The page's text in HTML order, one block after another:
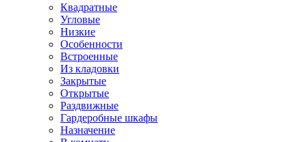
Квадратные
Угловые
Низкие
Особенности
Встроенные
Из кладовки
Закрытые
Открытые
Раздвижные
Гардеробные шкафы
Назначение